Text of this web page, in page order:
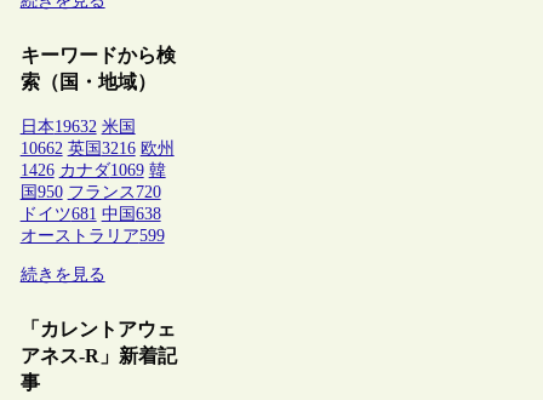
キーワードから検
索（国・地域）
日本19632 米国
10662 英国 3216 欧州
1426 カナダ1069 韓
国 950 フランス 720
ドイツ681 中国 638
オーストラリア599
続きを見る
「カレントアウェ
アネス-R」新着記
事